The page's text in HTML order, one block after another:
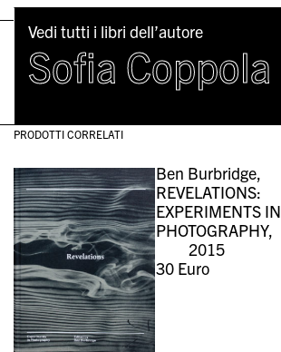
Vedi tutti i libri dell’autore
Sofia Coppola
PRODOTTI CORRELATI
Ben Burbridge,
REVELATIONS:
EXPERIMENTS IN
PHOTOGRAPHY,
2015
30 Euro